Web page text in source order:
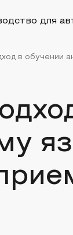
для
в обучении